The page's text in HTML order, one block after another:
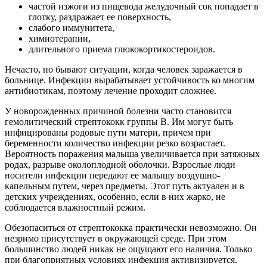
частой изжоги из пищевода желудочный сок попадает в
глотку, раздражает ее поверхность,
слабого иммунитета,
химиотерапии,
длительного приема глюкокортикостероидов.
Нечасто, но бывают ситуации, когда человек заражается в
больнице. Инфекции вырабатывает устойчивость ко многим
антибиотикам, поэтому лечение проходит сложнее.
У новорожденных причиной болезни часто становится
гемолитический стрептококк группы В. Им могут быть
инфицированы родовые пути матери, причем при
беременности количество инфекции резко возрастает.
Вероятность поражения малыша увеличивается при затяжных
родах, разрыве околоплодной оболочки. Взрослые люди
носители инфекции передают ее малышу воздушно-
капельным путем, через предметы. Этот путь актуален и в
детских учреждениях, особенно, если в них жарко, не
соблюдается влажностный режим.
Обезопаситься от стрептококка практически невозможно. Он
незримо присутствует в окружающей среде. При этом
большинство людей никак не ощущают его наличия. Только
при благоприятных условиях инфекция активизируется,